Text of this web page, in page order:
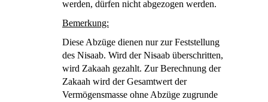
werden, dürfen nicht abgezogen werden.
Bemerkung:
Diese Abzüge dienen nur zur Feststellung
des Nisaab. Wird der Nisaab überschritten,
wird Zakaah gezahlt. Zur Berechnung der
Zakaah wird der Gesamtwert der
Vermögensmasse ohne Abzüge zugrunde